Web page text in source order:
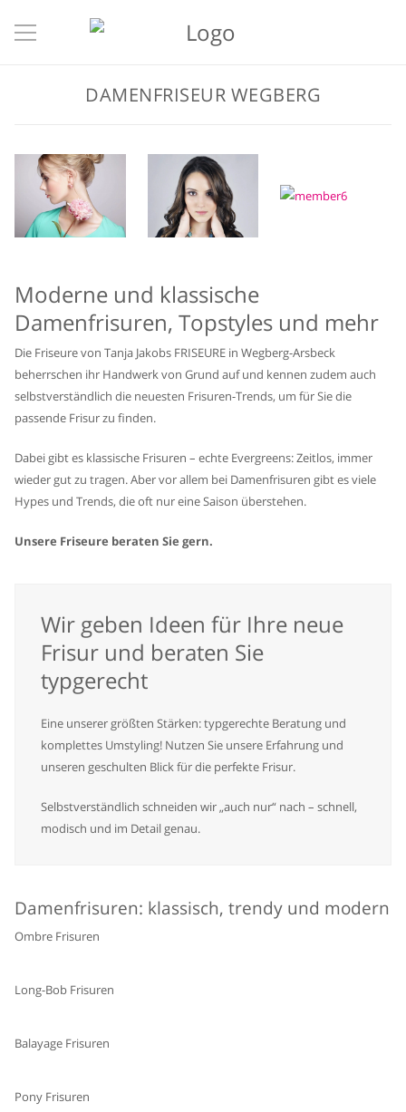
DAMENFRISEUR WEGBERG
Moderne und klassische
Damenfrisuren, Topstyles und mehr
Die Friseure von Tanja Jakobs FRISEURE in Wegberg-Arsbeck
beherrschen ihr Handwerk von Grund auf und kennen zudem auch
selbstverständlich die neuesten Frisuren-Trends, um für Sie die
passende Frisur zu finden.
Dabei gibt es klassische Frisuren – echte Evergreens: Zeitlos, immer
wieder gut zu tragen. Aber vor allem bei Damenfrisuren gibt es viele
Hypes und Trends, die oft nur eine Saison überstehen.
Unsere Friseure beraten Sie gern.
Wir geben Ideen für Ihre neue
Frisur und beraten Sie
typgerecht
Eine unserer größten Stärken: typgerechte Beratung und
komplettes Umstyling! Nutzen Sie unsere Erfahrung und
unseren geschulten Blick für die perfekte Frisur.
Selbstverständlich schneiden wir „auch nur“ nach – schnell,
modisch und im Detail genau.
Damenfrisuren: klassisch, trendy und modern
Ombre Frisuren
Long-Bob Frisuren
Balayage Frisuren
Pony Frisuren